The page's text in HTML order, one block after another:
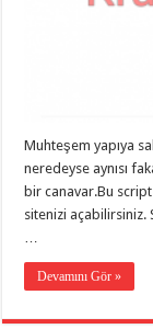
,
organizasyon,
organizasyon,
gaziantep
palyaço
twitter
takipçi
twitter
takipçi
instagram
Muhteşem yapıya
neredeyse aynısı
bir canavar.Bu
sitenizi
Devamını Gör »